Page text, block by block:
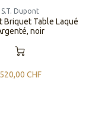
S.T. Dupont
Briquet Table Laqué
noir
520,00 CHF